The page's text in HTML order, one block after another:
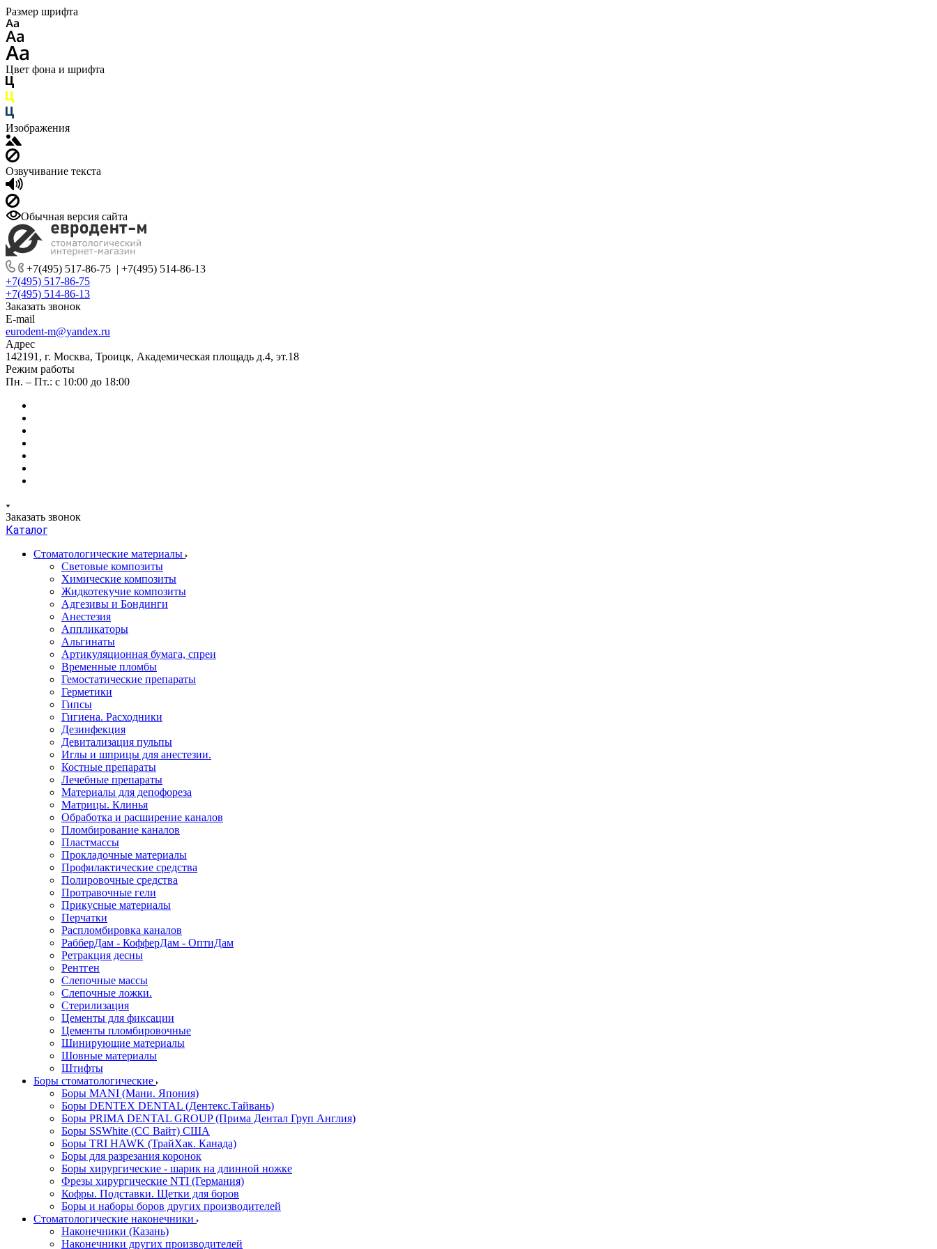
Размер шрифта
Цвет фона и шрифта
Изображения
Озвучивание текста
Обычная версия сайта
+7(495) 517-86-75 | +7(495) 514-86-13
+7(495) 517-86-75
+7(495) 514-86-13
Заказать звонок
E-mail
eurodent-m@yandex.ru
Адрес
142191, г. Москва, Троицк, Академическая площадь д.4, эт.18
Режим работы
Пн. – Пт.: с 10:00 до 18:00
Заказать звонок
Каталог
Стоматологические материалы
Световые композиты
Химические композиты
Жидкотекучие композиты
Адгезивы и Бондинги
Анестезия
Аппликаторы
Альгинаты
Артикуляционная бумага, спреи
Временные пломбы
Гемостатические препараты
Герметики
Гипсы
Гигиена. Расходники
Дезинфекция
Девитализация пульпы
Иглы и шприцы для анестезии.
Костные препараты
Лечебные препараты
Материалы для депофореза
Матрицы. Клинья
Обработка и расширение каналов
Пломбирование каналов
Пластмассы
Прокладочные материалы
Профилактические средства
Полировочные средства
Протравочные гели
Прикусные материалы
Перчатки
Распломбировка каналов
РабберДам - КофферДам - ОптиДам
Ретракция десны
Рентген
Слепочные массы
Слепочные ложки.
Стерилизация
Цементы для фиксации
Цементы пломбировочные
Шинирующие материалы
Шовные материалы
Штифты
Боры стоматологические
Боры MANI (Мани. Япония)
Боры DENTEX DENTAL (Дентекс.Тайвань)
Боры PRIMA DENTAL GROUP (Прима Дентал Груп Англия)
Боры SSWhite (СС Вайт) США
Боры TRI HAWK (ТрайХак. Канада)
Боры для разрезания коронок
Боры хирургические - шарик на длинной ножке
Фрезы хирургические NTI (Германия)
Кофры. Подставки. Щетки для боров
Боры и наборы боров других производителей
Стоматологические наконечники
Наконечники (Казань)
Наконечники других производителей